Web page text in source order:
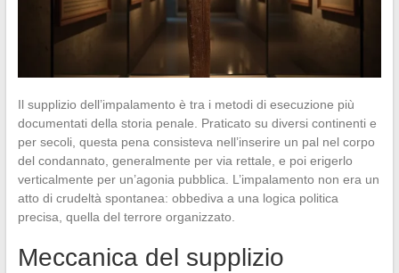
Il supplizio dell’impalamento è tra i metodi di esecuzione più
documentati della storia penale. Praticato su diversi continenti e
per secoli, questa pena consisteva nell’inserire un pal nel corpo
del condannato, generalmente per via rettale, e poi erigerlo
verticalmente per un’agonia pubblica. L’impalamento non era un
atto di crudeltà spontanea: obbediva a una logica politica
precisa, quella del terrore organizzato.
Meccanica del supplizio